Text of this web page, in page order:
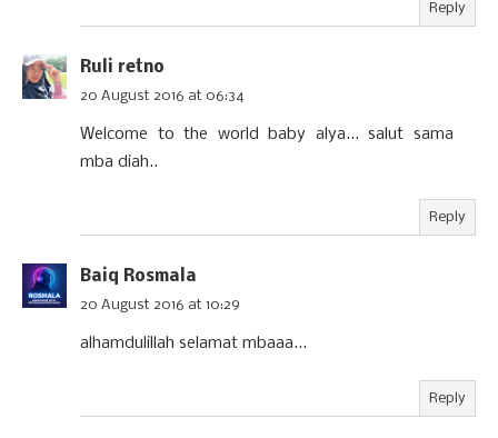
Reply
Ruli retno
20 August 2016 at 06:34
Welcome to the world baby alya... salut sama
mba diah..
Reply
Baiq Rosmala
20 August 2016 at 10:29
alhamdulillah selamat mbaaa...
Reply